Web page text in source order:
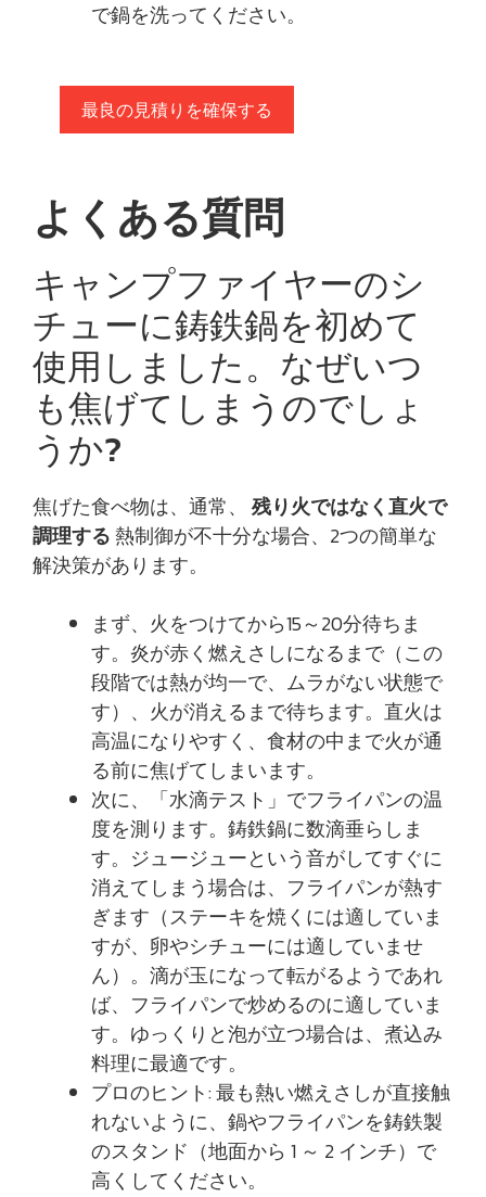
で鍋を洗ってください。
最良の見積りを確保する
よくある質問
キャンプファイヤーのシ
チューに鋳鉄鍋を初めて
使用しました。なぜいつ
も焦げてしまうのでしょ
うか?
焦げた食べ物は、通常、 残り火ではなく直火で
調理する熱制御が不十分な場合、2つの簡単な
解決策があります。
まず、火をつけてから15～20分待ちま
す。炎が赤く燃えさしになるまで（この
段階では熱が均一で、ムラがない状態で
す）、火が消えるまで待ちます。直火は
高温になりやすく、食材の中まで火が通
る前に焦げてしまいます。
次に、「水滴テスト」でフライパンの温
度を測ります。鋳鉄鍋に数滴垂らしま
す。ジュージューという音がしてすぐに
消えてしまう場合は、フライパンが熱す
ぎます（ステーキを焼くには適していま
すが、卵やシチューには適していませ
ん）。滴が玉になって転がるようであれ
ば、フライパンで炒めるのに適していま
す。ゆっくりと泡が立つ場合は、煮込み
料理に最適です。
プロのヒント: 最も熱い燃えさしが直接触
れないように、鍋やフライパンを鋳鉄製
のスタンド（地面から 1 ～ 2 インチ）で
高くしてください。